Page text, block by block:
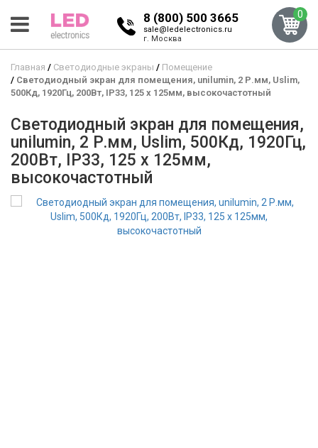
8 (800) 500 3665
sale@ledelectronics.ru
г. Москва
0
Главная Светодиодные экраны
Помещение
Светодиодный экран для помещения, unilumin, 2 Р.мм, Uslim,
500Кд, 1920Гц, 200Вт, IP33, 125 x 125мм, высокочастотный
Светодиодный экран для помещения,
unilumin, 2 Р.мм, Uslim, 500Кд, 1920Гц,
200Вт, IP33, 125 x 125мм,
высокочастотный